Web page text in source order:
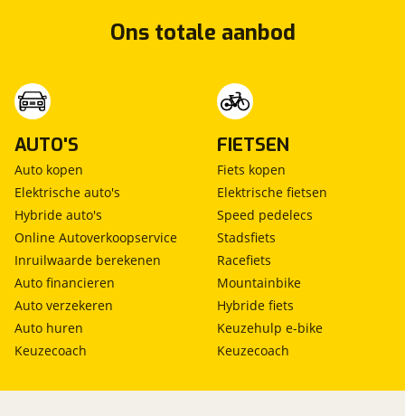
Voorstoel(en) met massagefunctie
Elektrisch verstelbare stuurkolom
Veiligheid
Active Cornering Enhancement
Airbag(s) hoofd voor
Airbag(s) side voor
Airbag bestuurder
Airbag passagier
Alarm klasse 1(startblokkering)
Alarmsysteem
Anti Blokkeer Systeem
Autonomous Emergency Braking
Omschrijving
BOVAG garantie (12 maanden); BOVAG 40-
Puntencheck; BOVAG Afleverbeurt
Ons totale aanbod
AUTO'S
Auto kopen
Elektrische auto's
Hybride auto's
Online Autoverkoopservice
Inruilwaarde berekenen
Auto financieren
Auto verzekeren
Auto huren
Keuzecoach
FIETSEN
Fiets kopen
Elektrische fietsen
Speed pedelecs
Stadsfiets
Racefiets
Mountainbike
Hybride fiets
Keuzehulp e-bike
Keuzecoach